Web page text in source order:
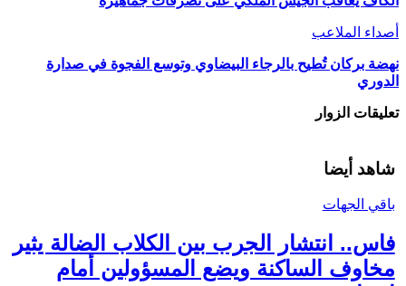
أصداء الملاعب
نهضة بركان تُطيح بالرجاء البيضاوي وتوسع الفجوة في صدارة
الدوري
تعليقات الزوار
شاهد أيضا
باقي الجهات
فاس.. انتشار الجرب بين الكلاب الضالة يثير
مخاوف الساكنة ويضع المسؤولين أمام